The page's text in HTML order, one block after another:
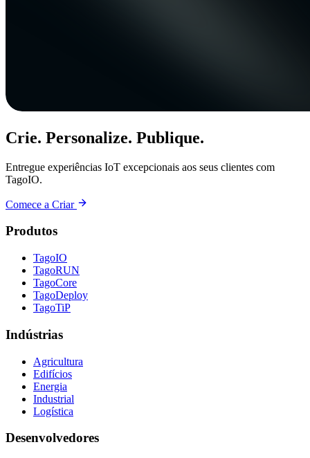
Crie. Personalize. Publique.
Entregue experiências IoT excepcionais aos seus clientes com
TagoIO.
Comece a Criar
Produtos
TagoIO
TagoRUN
TagoCore
TagoDeploy
TagoTiP
Indústrias
Agricultura
Edifícios
Energia
Industrial
Logística
Desenvolvedores